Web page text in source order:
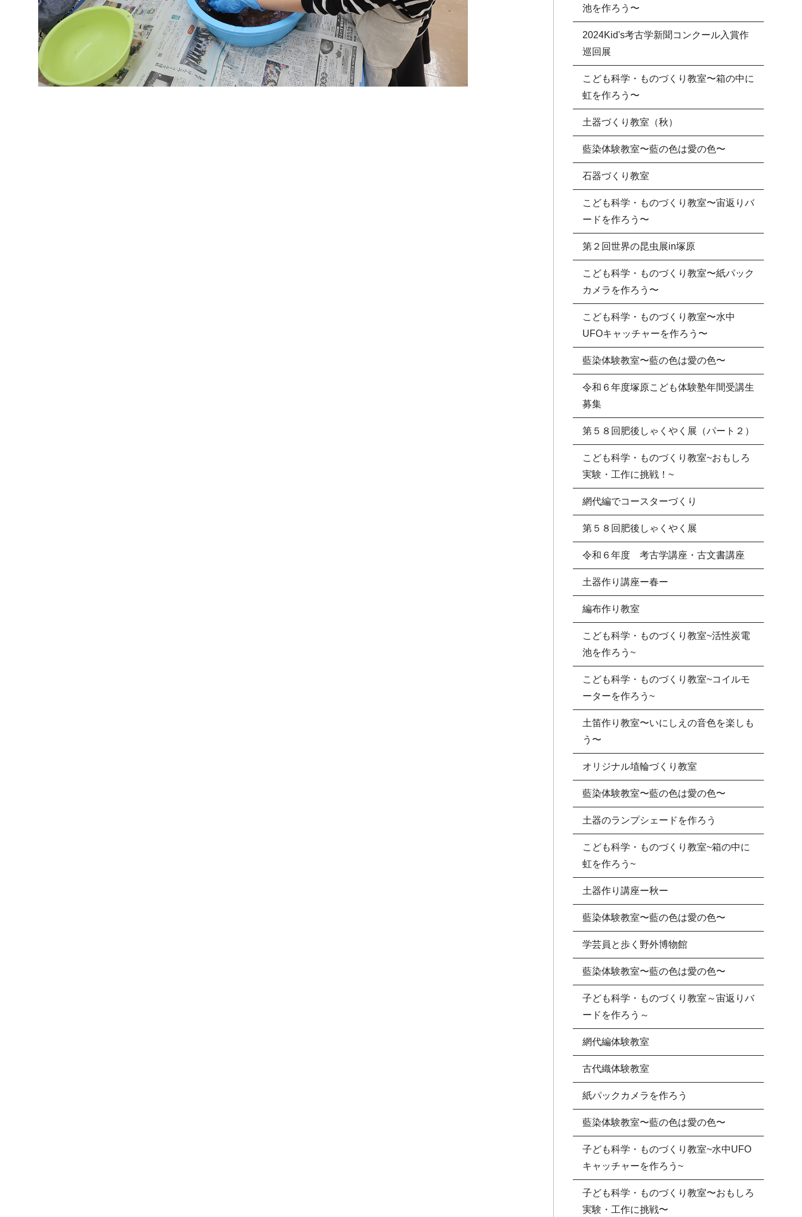
池を作ろう〜
2024Kid's考古学新聞コンクール入賞作
巡回展
こども科学・ものづくり教室〜箱の中に
虹を作ろう〜
土器づくり教室（秋）
藍染体験教室〜藍の色は愛の色〜
石器づくり教室
こども科学・ものづくり教室〜宙返りバ
ードを作ろう〜
第２回世界の昆虫展in塚原
こども科学・ものづくり教室〜紙パック
カメラを作ろう〜
こども科学・ものづくり教室〜水中
UFOキャッチャーを作ろう〜
藍染体験教室〜藍の色は愛の色〜
令和６年度塚原こども体験塾年間受講生
募集
第５８回肥後しゃくやく展（パート２）
こども科学・ものづくり教室~おもしろ
実験・工作に挑戦！~
網代編でコースターづくり
第５８回肥後しゃくやく展
令和６年度 考古学講座・古文書講座
土器作り講座ー春ー
編布作り教室
こども科学・ものづくり教室~活性炭電
池を作ろう~
こども科学・ものづくり教室~コイルモ
ーターを作ろう~
土笛作り教室〜いにしえの音色を楽しも
う〜
オリジナル埴輪づくり教室
藍染体験教室〜藍の色は愛の色〜
土器のランプシェードを作ろう
こども科学・ものづくり教室~箱の中に
虹を作ろう~
土器作り講座ー秋ー
藍染体験教室〜藍の色は愛の色〜
学芸員と歩く野外博物館
藍染体験教室〜藍の色は愛の色〜
子ども科学・ものづくり教室～宙返りバ
ードを作ろう～
網代編体験教室
古代織体験教室
紙パックカメラを作ろう
藍染体験教室〜藍の色は愛の色〜
子ども科学・ものづくり教室~水中UFO
キャッチャーを作ろう~
子ども科学・ものづくり教室〜おもしろ
実験・工作に挑戦〜